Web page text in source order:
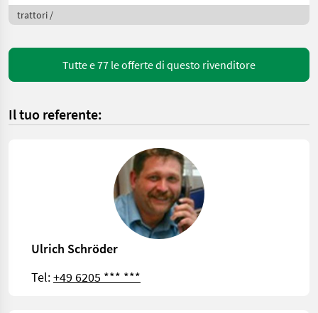
trattori /
Tutte e 77 le offerte di questo rivenditore
Il tuo referente:
Ulrich Schröder
Tel:+49 6205 *** ***